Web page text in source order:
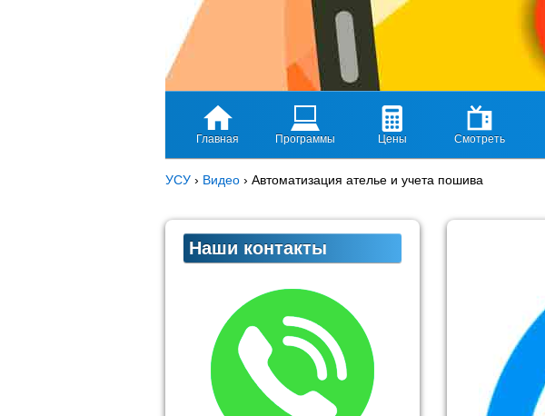
Главная Программы Цены Смотреть
УСУ › Видео › Автоматизация ателье и учета пошива
Наши контакты